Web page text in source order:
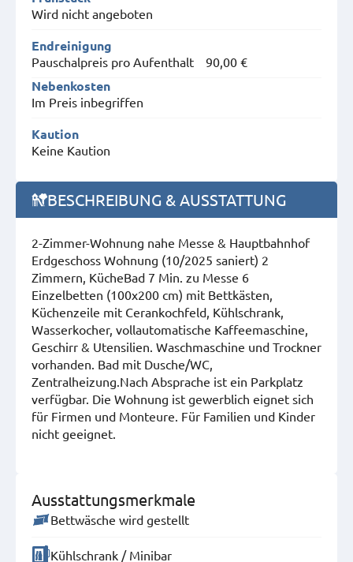
Wird nicht angeboten
Endreinigung
Pauschalpreis pro Aufenthalt 90,00 €
Nebenkosten
Im Preis inbegriffen
Kaution
Keine Kaution
BESCHREIBUNG & AUSSTATTUNG
2-Zimmer-Wohnung nahe Messe & Hauptbahnhof
Erdgeschoss Wohnung (10/2025 saniert) 2
Zimmern, KücheBad 7 Min. zu Messe 6
Einzelbetten (100x200 cm) mit Bettkästen,
Küchenzeile mit Cerankochfeld, Kühlschrank,
Wasserkocher, vollautomatische Kaffeemaschine,
Geschirr & Utensilien. Waschmaschine und Trockner
vorhanden. Bad mit Dusche/WC,
Zentralheizung.Nach Absprache ist ein Parkplatz
verfügbar. Die Wohnung ist gewerblich eignet sich
für Firmen und Monteure. Für Familien und Kinder
nicht geeignet.
Ausstattungsmerkmale
Bettwäsche wird gestellt
Kühlschrank / Minibar